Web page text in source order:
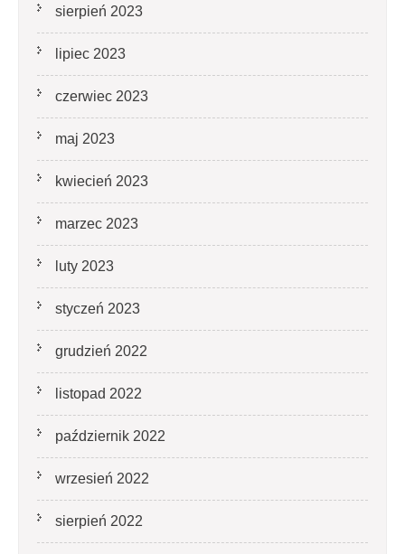
sierpień 2023
lipiec 2023
czerwiec 2023
maj 2023
kwiecień 2023
marzec 2023
luty 2023
styczeń 2023
grudzień 2022
listopad 2022
październik 2022
wrzesień 2022
sierpień 2022